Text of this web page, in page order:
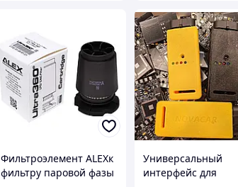
Фильтроэлемент ALEXк
фильтру паровой фазы
Универсальный
интерфейс для